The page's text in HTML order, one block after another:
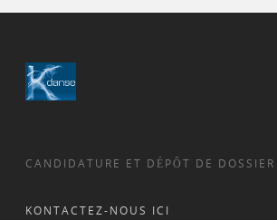
CANDIDATURE ET DÉPÔT DE DOSSIER
KONTACTEZ-NOUS ICI